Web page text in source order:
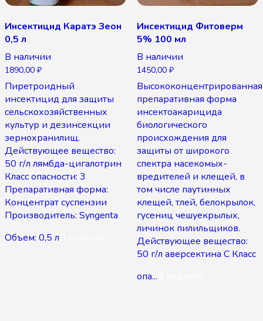
Инсектицид Каратэ Зеон
0,5 л
В наличии
1890,00 ₽
Пиретроидный
инсектицид для защиты
сельскохозяйственных
культур и дезинсекции
зернохранилищ.
Действующее вещество:
50 г/л лямбда-цигалотрин
Класс опасности: 3
Препаративная форма:
Концентрат суспензии
Производитель: Syngenta
Объем: 0,5 л
Инсектицид Фитоверм
5% 100 мл
В наличии
1450,00 ₽
Высококонцентрированная
препаративная форма
инсектоакарицида
биологического
происхождения для
защиты от широкого
спектра насекомых-
вредителей и клещей, в
том числе паутинных
клещей, тлей, белокрылок,
гусениц чешуекрылых,
личинок пилильщиков.
Действующее вещество:
50 г/л аверсектина С Класс
опа...